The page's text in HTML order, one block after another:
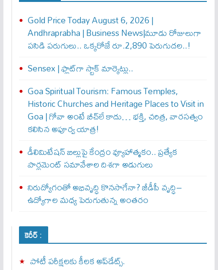
Gold Price Today August 6, 2026 |
Andhraprabha | Business News|మూడు రోజులుగా
పసిడి పరుగులు.. ఒక్కరోజే రూ.2,890 పెరుగుద‌ల‌..!
Sensex | ఫ్లాట్‌గా స్టాక్ మార్కెట్లు..
Goa Spiritual Tourism: Famous Temples,
Historic Churches and Heritage Places to Visit in
Goa | గోవా అంటే బీచ్‌లే కాదు… భక్తి, చరిత్ర, వారసత్వం
కలిసిన అపూర్వ యాత్ర!
డీలిమిటేషన్ బిల్లుపై కేంద్రం వ్యూహాత్మకం.. ప్రత్యేక
పార్లమెంట్ సమావేశాల దిశగా అడుగులు
నిరుద్యోగంతో అభివృద్ధి కొనసాగేనా? జీడీపీ వృద్ధి–
ఉద్యోగాల మధ్య పెరుగుతున్న అంతరం
కెరీర్ :
పోటీ పరీక్షలకు కీలక అప్‌డేట్స్.